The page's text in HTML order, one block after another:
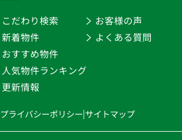
こだわり検索
新着物件
おすすめ物件
人気物件ランキング
更新情報
お客様の声
よくある質問
プライバシーポリシー|サイトマップ